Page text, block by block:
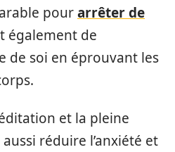
pourarrêter de
également de
de soi en éprouvant les
et la pleine
réduire l’anxiété et